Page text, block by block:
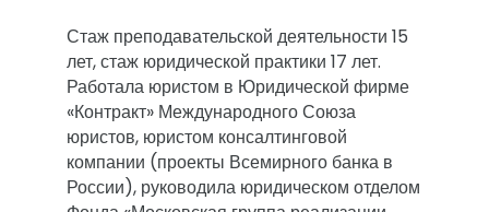
Стаж преподавательской деятельности 15
лет, стаж юридической практики 17 лет.
Работала юристом в Юридической фирме
«Контракт» Международного Союза
юристов, юристом консалтинговой
компании (проекты Всемирного банка в
России), руководила юридическом отделом